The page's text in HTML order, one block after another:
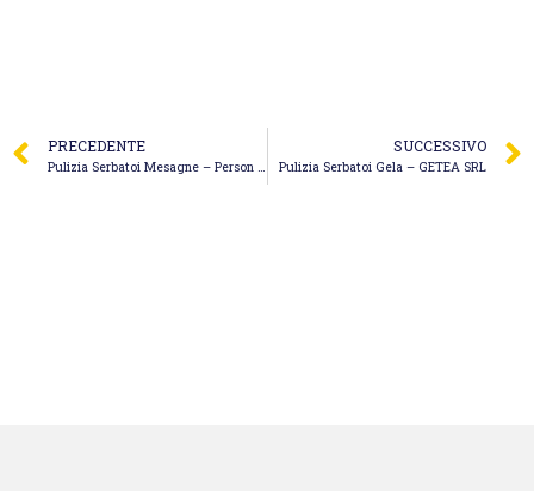
PRECEDENTE
Pulizia Serbatoi Mesagne – Person Service Home
SUCCESSIVO
Pulizia Serbatoi Gela – GETEA SRL